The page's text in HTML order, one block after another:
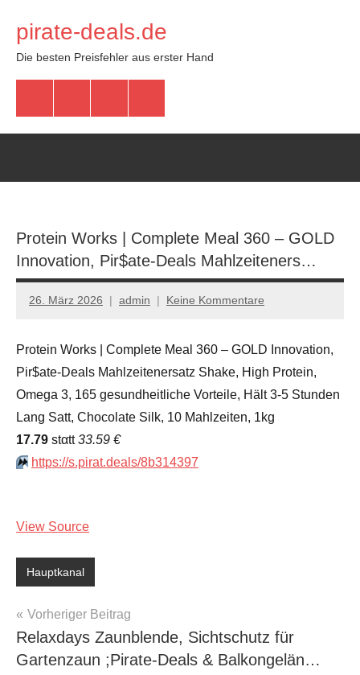
Inhalt
springen
pirate-deals.de
Die besten Preisfehler aus erster Hand
Protein Works | Complete Meal 360 – GOLD
Innovation, Pir$ate-Deals Mahlzeiteners…
26. März 2026 admin Keine Kommentare
Protein Works | Complete Meal 360 – GOLD Innovation,
Pir$ate-Deals Mahlzeitenersatz Shake, High Protein,
Omega 3, 165 gesundheitliche Vorteile, Hält 3-5 Stunden
Lang Satt, Chocolate Silk, 10 Mahlzeiten, 1kg
17.79 stαtt33.59 €
⏩️ https://s.pirat.deals/8b314397
View Source
Hauptkanal
Beitragsnavigation
Vorheriger Beitrag
Relaxdays Zaunblende, Sichtschutz für
Gartenzaun ;Pirate-Deals & Balkongelän…